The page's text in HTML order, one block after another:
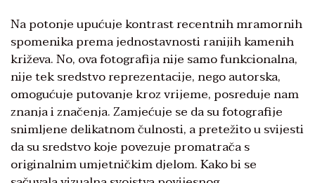
Na potonje upućuje kontrast recentnih mramornih
spomenika prema jednostavnosti ranijih kamenih
križeva. No, ova fotografija nije samo funkcionalna,
nije tek sredstvo reprezentacije, nego autorska,
omogućuje putovanje kroz vrijeme, posreduje nam
znanja i značenja. Zamjećuje se da su fotografije
snimljene delikatnom čulnosti, a pretežito u svijesti
da su sredstvo koje povezuje promatrača s
originalnim umjetničkim djelom. Kako bi se